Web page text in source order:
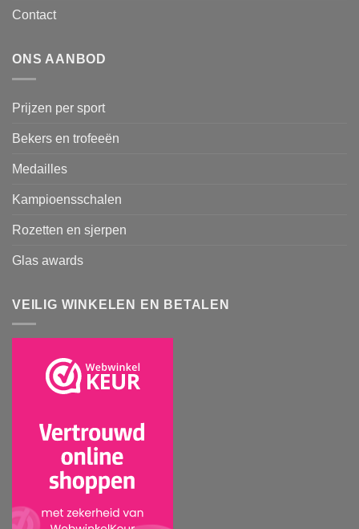
Contact
ONS AANBOD
Prijzen per sport
Bekers en trofeeën
Medailles
Kampioensschalen
Rozetten en sjerpen
Glas awards
VEILIG WINKELEN EN BETALEN